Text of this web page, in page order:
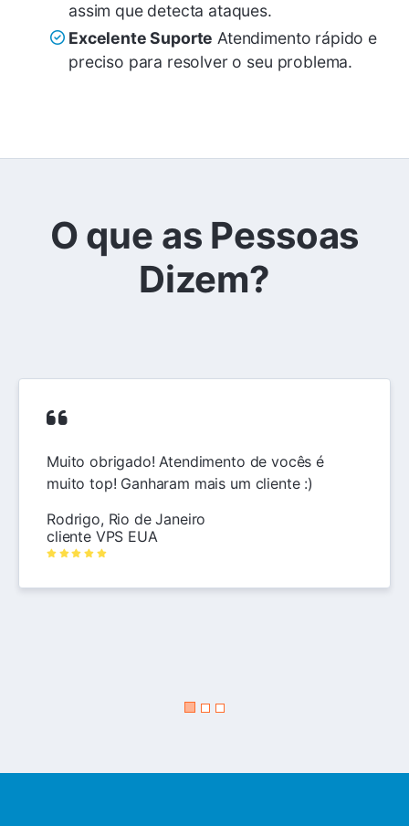
assim que detecta ataques.
Excelente Suporte Atendimento rápido e
preciso para resolver o seu problema.
O que as Pessoas
Dizem?
Muito obrigado! Atendimento de vocês é
muito top! Ganharam mais um cliente :)
Rodrigo, Rio de Janeiro
cliente VPS EUA